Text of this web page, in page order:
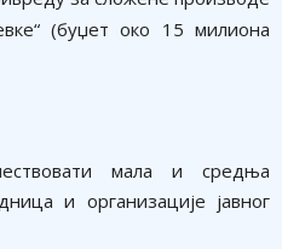
(буџет око 15 милиона
мала и средња
и организације јавног